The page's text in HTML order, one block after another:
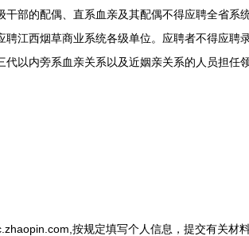
部的配偶、直系血亲及其配偶不得应聘全省系
江西烟草商业系统各级单位。应聘者不得应聘
以内旁系血亲关系以及近姻亲关系的人员担任
按规定填写个人信息，提交有关材料